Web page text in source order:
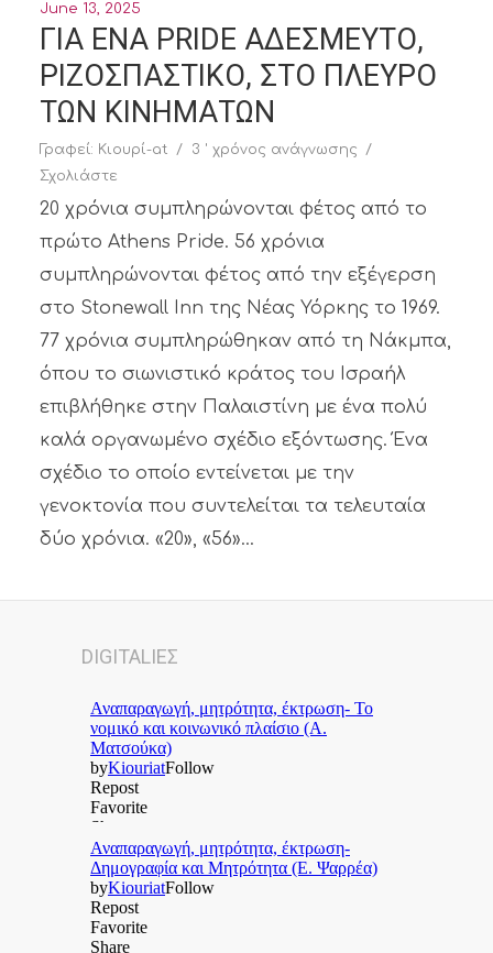
June 13, 2025
ΓΙΑ ΕΝΑ PRIDE ΑΔΕΣΜΕΥΤΟ,
ΡΙΖΟΣΠΑΣΤΙΚΟ, ΣΤΟ ΠΛΕΥΡΟ
ΤΩΝ ΚΙΝΗΜΑΤΩΝ
Γραφεί: Κιουρί-at
3 ' χρόνος ανάγνωσης
Σχολιάστε
20 χρόνια συμπληρώνονται φέτος από το
πρώτο Athens Pride. 56 χρόνια
συμπληρώνονται φέτος από την εξέγερση
στο Stonewall Inn της Νέας Υόρκης το 1969.
77 χρόνια συμπληρώθηκαν από τη Νάκμπα,
όπου το σιωνιστικό κράτος του Ισραήλ
επιβλήθηκε στην Παλαιστίνη με ένα πολύ
καλά οργανωμένο σχέδιο εξόντωσης. Ένα
σχέδιο το οποίο εντείνεται με την
γενοκτονία που συντελείται τα τελευταία
δύο χρόνια. «20», «56»...
DIGITALΙΕΣ